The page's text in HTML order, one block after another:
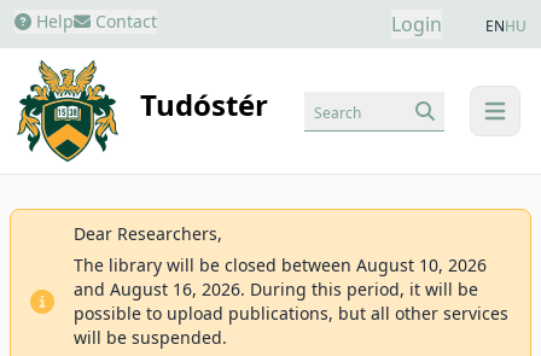
Help Contact Login ENHU
Tudóstér menu
Search
Dear Researchers,
The library will be closed between August 10, 2026
and August 16, 2026. During this period, it will be
possible to upload publications, but all other services
will be suspended.